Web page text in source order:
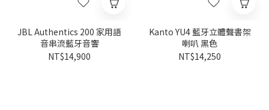
JBL Authentics 200 家用語
音串流藍牙音響
NT$14,900
Kanto YU4 藍牙立體聲書架
喇叭 黑色
NT$14,250